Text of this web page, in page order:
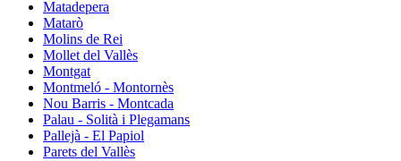
Matadepera
Matarò
Molins de Rei
Mollet del Vallès
Montgat
Montmeló - Montornès
Nou Barris - Montcada
Palau - Solità i Plegamans
Pallejà - El Papiol
Parets del Vallès